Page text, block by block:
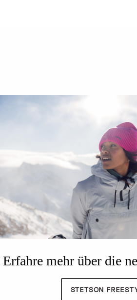
Erfahre mehr über die
STETSON